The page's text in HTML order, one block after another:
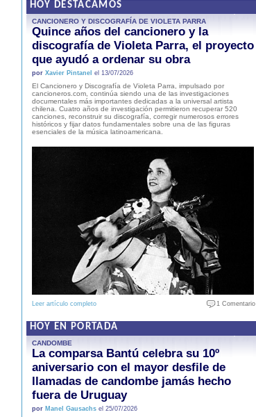
HOY DESTACAMOS
CANCIONERO Y DISCOGRAFÍA DE VIOLETA PARRA
Quince años del cancionero y la
discografía de Violeta Parra, el proyecto
que ayudó a ordenar su obra
por Xavier Pintanel el 13/07/2026
El Cancionero y Discografía de Violeta Parra, impulsado por
cancioneros.com, continúa siendo una de las investigaciones
documentales más importantes dedicadas a la universal artista
chilena. Cuatro años de investigación permitieron recuperar 520
canciones, reconstruir su discografía, corregir numerosos errores
históricos y fijar datos fundamentales sobre una de las figuras
esenciales de la música latinoamericana.
Leer artículo completo 1 Comentario
HOY EN PORTADA
CANDOMBE
La comparsa Bantú celebra su 10º
aniversario con el mayor desfile de
llamadas de candombe jamás hecho
fuera de Uruguay
por Manel Gausachsel 25/07/2026